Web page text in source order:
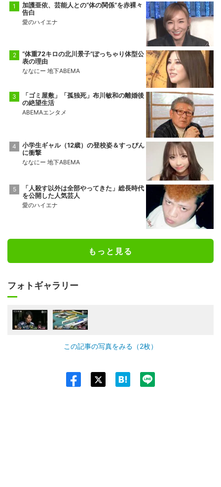
加護亜依、芸能人との“体の関係”を赤裸々
告白
愛のハイエナ
“体重72キロの北川景子”ぽっちゃり体型公
表の理由
ななにー 地下ABEMA
「ゴミ屋敷」「孤独死」布川敏和の離婚後
の絶望生活
ABEMAエンタメ
小学生ギャル（12歳）の登校姿＆すっぴん
に衝撃
ななにー 地下ABEMA
「人殺す以外は全部やってきた」総長時代
を公開した人気芸人
愛のハイエナ
もっと見る
フォトギャラリー
この記事の写真をみる（2枚）